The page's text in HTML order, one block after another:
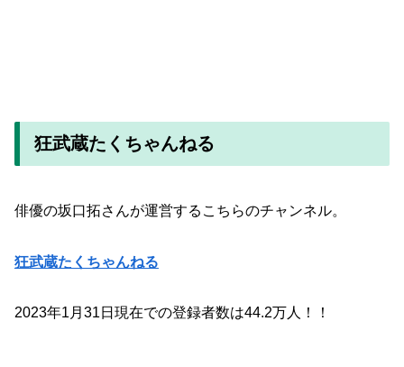
狂武蔵たくちゃんねる
俳優の坂口拓さんが運営するこちらのチャンネル。
狂武蔵たくちゃんねる
2023年1月31日現在での登録者数は44.2万人！！